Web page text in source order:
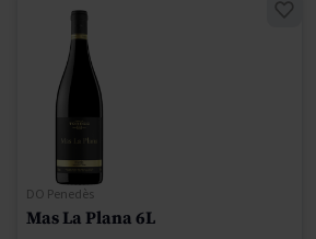
DO Penedès
Mas La Plana 6L